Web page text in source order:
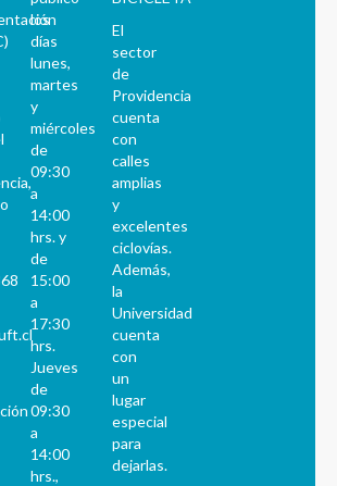
los
días
lunes,
martes
y
miércoles
de
09:30
a
14:00
hrs. y
de
15:00
a
17:30
hrs.
Jueves
de
09:30
a
14:00
hrs.,
El
sector
de
Providencia
cuenta
con
calles
amplias
y
excelentes
ciclovías.
Además,
la
Universidad
cuenta
con
un
lugar
especial
para
dejarlas.